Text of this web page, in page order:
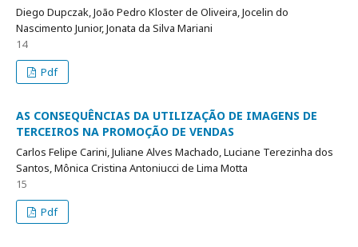
Diego Dupczak, João Pedro Kloster de Oliveira, Jocelin do
Nascimento Junior, Jonata da Silva Mariani
14
Pdf
AS CONSEQUÊNCIAS DA UTILIZAÇÃO DE IMAGENS DE
TERCEIROS NA PROMOÇÃO DE VENDAS
Carlos Felipe Carini, Juliane Alves Machado, Luciane Terezinha dos
Santos, Mônica Cristina Antoniucci de Lima Motta
15
Pdf